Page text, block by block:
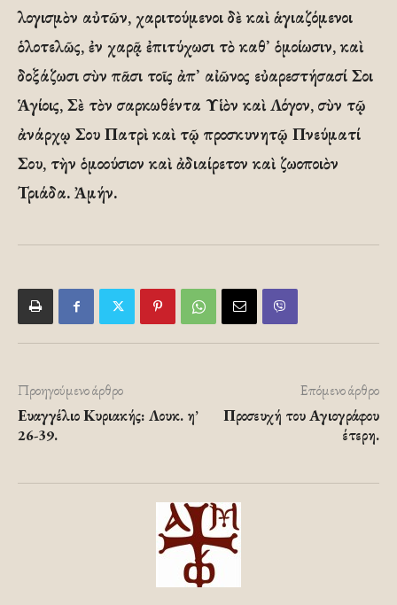
λογισμὸν αὐτῶν, χαριτούμενοι δὲ καὶ ἁγιαζόμενοι
ὁλοτελῶς, ἐν χαρᾷ ἐπιτύχωσι τὸ καθ᾿ ὁμοίωσιν, καὶ
δοξάζωσι σὺν πᾶσι τοῖς ἀπ᾿ αἰῶνος εὐαρεστήσασί Σοι
Ἁγίοις, Σὲ τὸν σαρκωθέντα Υἱὸν καὶ Λόγον, σὺν τῷ
ἀνάρχῳ Σου Πατρὶ καὶ τῷ προσκυνητῷ Πνεύματί
Σου, τὴν ὁμοούσιον καὶ ἀδιαίρετον καὶ ζωοποιὸν
Τριάδα. Ἀμήν.
Προηγούμενο άρθρο
Ευαγγέλιο Κυριακής: Λουκ. η’
26-39.
Επόμενο άρθρο
Προσευχή του Αγιογράφου
έτερη.